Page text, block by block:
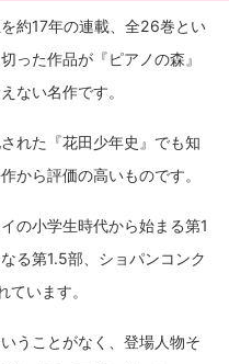
約17年の連載、全26巻とい
った作品が『ピアノの森』
ない名作です。
れた『花田少年史』でも知
から評価の高いものです。
の小学生時代から始まる第1
る第1.5部、ショパンコンク
ています。
うことがなく、登場人物そ